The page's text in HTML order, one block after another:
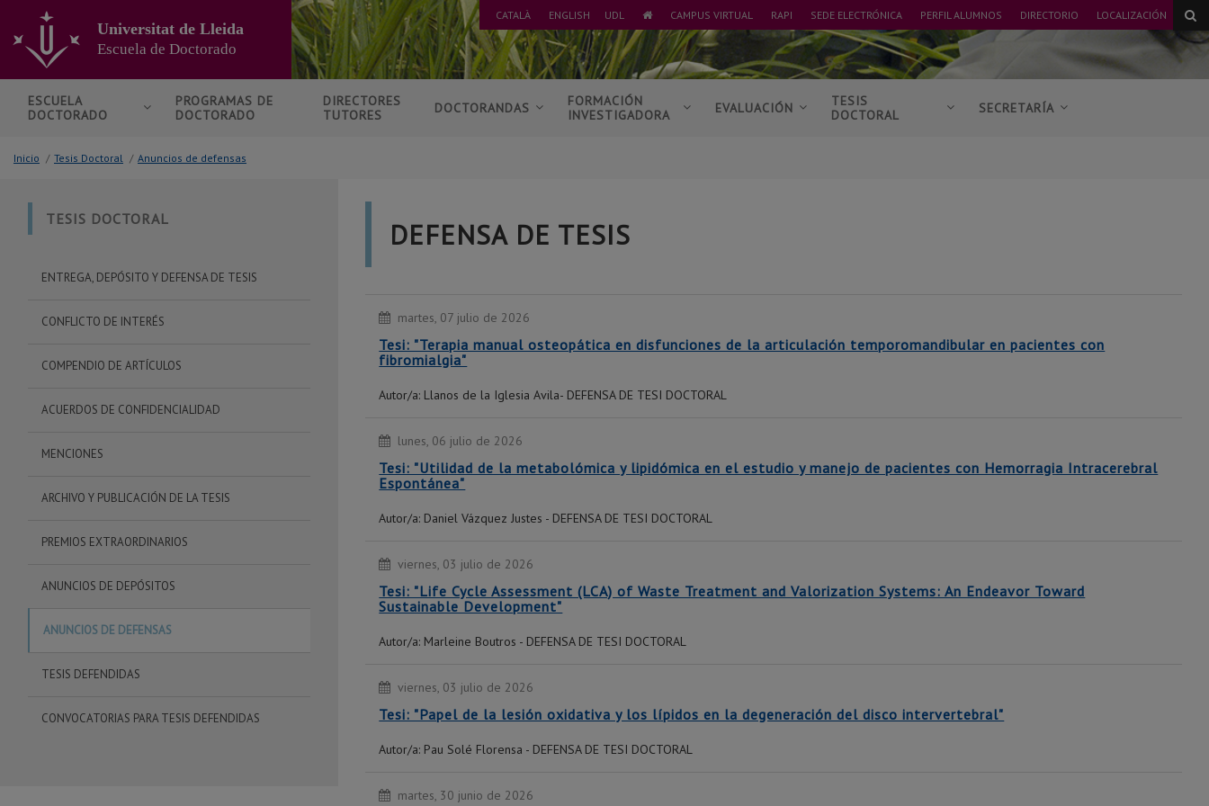
contenido
principal
de
página
UDL
IR
INICIO
CAMPUS VIRTUAL RAPI SEDE ELECTRÓNICA PERFIL ALUMNOS DIRECTORIO LOCALIZACIÓN
CATALÀ ENGLISH
Universitat de Lleida
Escuela de Doctorado
ESCUELA
DOCTORADO
PROGRAMAS DE
DOCTORADO
DIRECTORES
TUTORES
DOCTORANDAS
FORMACIÓN
INVESTIGADORA
EVALUACIÓN
TESIS
DOCTORAL
SECRETARÍA
Inicio / Tesis Doctoral / Anuncios de defensas
TESIS DOCTORAL
ENTREGA, DEPÓSITO Y DEFENSA DE TESIS
CONFLICTO DE INTERÉS
COMPENDIO DE ARTÍCULOS
ACUERDOS DE CONFIDENCIALIDAD
MENCIONES
ARCHIVO Y PUBLICACIÓN DE LA TESIS
PREMIOS EXTRAORDINARIOS
ANUNCIOS DE DEPÓSITOS
ANUNCIOS DE DEFENSAS
TESIS DEFENDIDAS
CONVOCATORIAS PARA TESIS DEFENDIDAS
DEFENSA DE TESIS
martes, 07 julio de 2026
Tesi: "Terapia manual osteopática en disfunciones de la articulación temporomandibular en pacientes con
fibromialgia"
Autor/a: Llanos de la Iglesia Avila- DEFENSA DE TESI DOCTORAL
lunes, 06 julio de 2026
Tesi: "Utilidad de la metabolómica y lipidómica en el estudio y manejo de pacientes con Hemorragia Intracerebral
Espontánea"
Autor/a: Daniel Vázquez Justes - DEFENSA DE TESI DOCTORAL
viernes, 03 julio de 2026
Tesi: "Life Cycle Assessment (LCA) of Waste Treatment and Valorization Systems: An Endeavor Toward
Sustainable Development"
Autor/a: Marleine Boutros - DEFENSA DE TESI DOCTORAL
viernes, 03 julio de 2026
Tesi: "Papel de la lesión oxidativa y los lípidos en la degeneración del disco intervertebral"
Autor/a: Pau Solé Florensa - DEFENSA DE TESI DOCTORAL
martes, 30 junio de 2026